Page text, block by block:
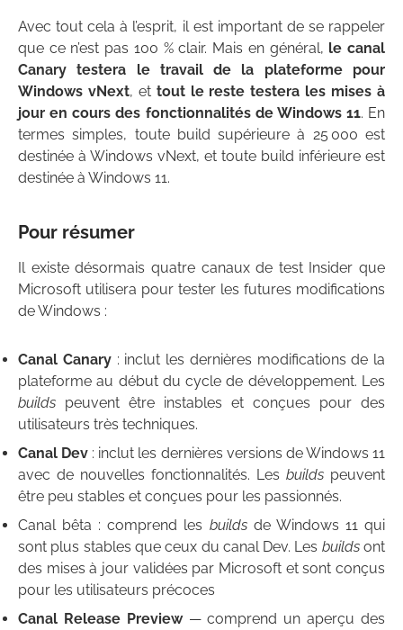
Avec tout cela à l’esprit, il est important de se rappeler
que ce n’est pas 100 % clair. Mais en général, le canal
Canary testera le travail de la plateforme pour
Windows vNext, et tout le reste testera les mises à
jour en cours des fonctionnalités de Windows 11. En
termes simples, toute build supérieure à 25 000 est
destinée à Windows vNext, et toute build inférieure est
destinée à Windows 11.
Pour résumer
Il existe désormais quatre canaux de test Insider que
Microsoft utilisera pour tester les futures modifications
de Windows :
Canal Canary: inclut les dernières modifications de la
plateforme au début du cycle de développement. Les
builds peuvent être instables et conçues pour des
utilisateurs très techniques.
Canal Dev : inclut les dernières versions de Windows 11
avec de nouvelles fonctionnalités. Les builds peuvent
être peu stables et conçues pour les passionnés.
Canal bêta : comprend les buildsde Windows 11 qui
sont plus stables que ceux du canal Dev. Les buildsont
des mises à jour validées par Microsoft et sont conçus
pour les utilisateurs précoces
Canal Release Preview— comprend un aperçu des